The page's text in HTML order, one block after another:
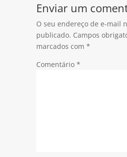
Enviar um
O seu endereço de e-mail
publicado. Campos
marcados com *
Comentário *